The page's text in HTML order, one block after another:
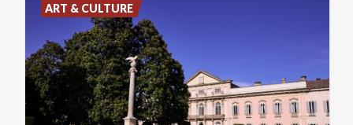
ART & CULTURE